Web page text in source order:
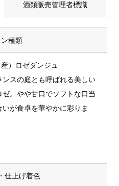
酒類販売管理者標識
種類
）ロゼダンジュ
ンスの庭とも呼ばれる美しい
。やや甘口でソフトな口当
が食卓を華やかに彩りま
仕上げ着色